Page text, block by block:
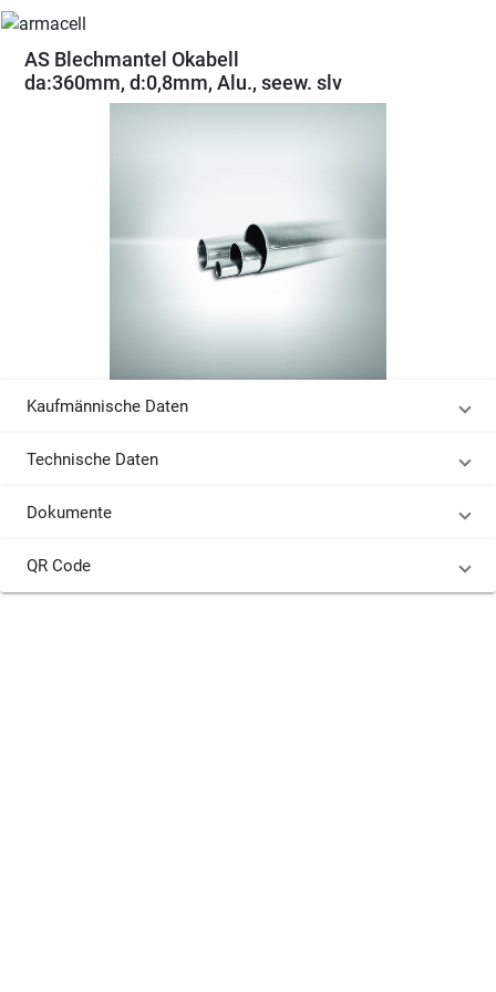
AS Blechmantel Okabell
da:360mm, d:0,8mm, Alu., seew. slv
Kaufmännische Daten
Technische Daten
Dokumente
QR Code